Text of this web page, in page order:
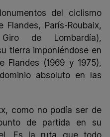
del ciclismo
Flandes, París-Roubaix,
de Lombardía),
tierra imponiéndose en
Flandes (1969 y 1975),
absoluto en las
como no podía ser de
de partida en su